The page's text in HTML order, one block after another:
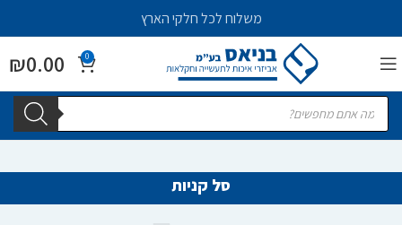
משלוח לכל חלקי הארץ
0
₪0.00
סל קניות